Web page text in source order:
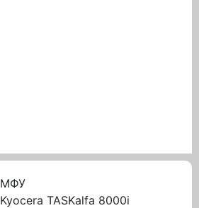
МФУ
Kyocera TASKalfa 8000i